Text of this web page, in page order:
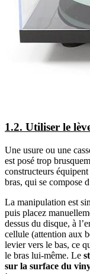
1.2. Utiliser le
Une usure ou une
est posé trop
constructeurs
bras, qui se compose
La manipulation est
puis placez
dessus du disque, à
cellule (attention aux
levier vers le bas, ce
le bras lui-même. Le
sur la surface du